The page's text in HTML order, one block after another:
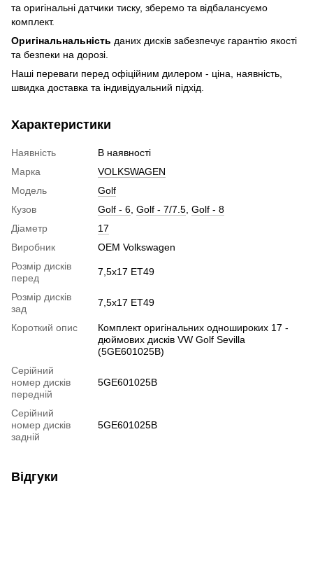
та оригінальні датчики тиску, зберемо та відбалансуємо
комплект.
Оригінальнальність даних дисків забезпечує гарантію якості
та безпеки на дорозі.
Наші переваги перед офіційним дилером - ціна, наявність,
швидка доставка та індивідуальний підхід.
Характеристики
Наявність
В наявності
Марка
VOLKSWAGEN
Модель
Golf
Кузов
Golf - 6 Golf - 7/7.5 Golf - 8
Діаметр
17
Виробник
OEM Volkswagen
Розмір дисків
перед
7,5x17 ET49
Розмір дисків
зад
7,5x17 ET49
Короткий опис
Комплект оригінальних одношироких 17 -
дюймових дисків VW Golf Sevilla
(5GE601025B)
Серійний
номер дисків
передній
5GE601025B
Серійний
номер дисків
задній
5GE601025B
Відгуки